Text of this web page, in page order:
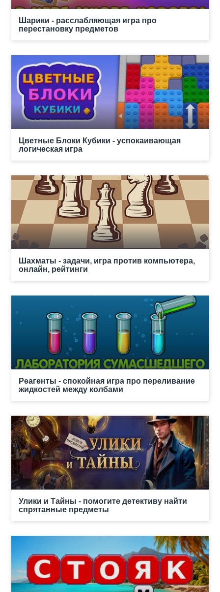
Шарики - расслабляющая игра про
перестановку предметов
Цветные Блоки Кубики - успокаивающая
логическая игра
Шахматы - задачи, игра против компьютера,
онлайн, рейтинги
Реагенты - спокойная игра про переливание
жидкостей между колбами
Улики и Тайны - помогите детективу найти
спрятанные предметы